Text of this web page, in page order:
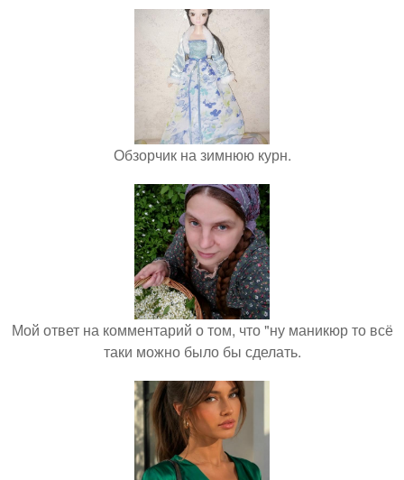
Обзорчик на зимнюю курн.
Мой ответ на комментарий о том, что "ну маникюр то всё
таки можно было бы сделать.